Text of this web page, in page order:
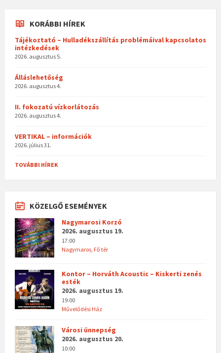
KORÁBBI HÍREK
Tájékoztató – Hulladékszállítás problémáival kapcsolatos
intézkedések
2026. augusztus 5.
Álláslehetőség
2026. augusztus 4.
II. fokozatú vízkorlátozás
2026. augusztus 4.
VERTIKAL – információk
2026. július 31.
TOVÁBBI HÍREK
KÖZELGŐ ESEMÉNYEK
Nagymarosi Korzó
2026. augusztus 19.
17:00
Nagymaros, Fő tér
Kontor – Horváth Acoustic – Kiskerti zenés
esték
2026. augusztus 19.
19:00
Művelődési Ház
Városi ünnepség
2026. augusztus 20.
10:00